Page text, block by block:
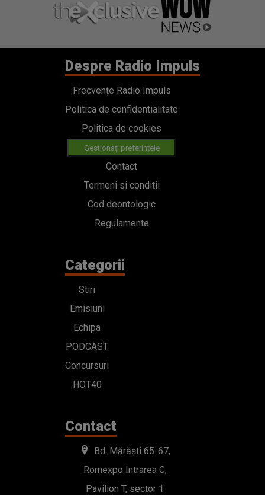
Despre Radio Impuls
Frecvențe Radio Impuls
Politica de confidentialitate
Politica de cookies
Gestionați preferințele
Contact
Termeni si conditii
Cod deontologic
Regulamente
Categorii
Stiri
Emisiuni
Echipa
PODCAST
Concursuri
HOT40
Contact
Bd. Mărăști 65-67,
Romexpo Intrarea C,
Pavilion T, sector 1